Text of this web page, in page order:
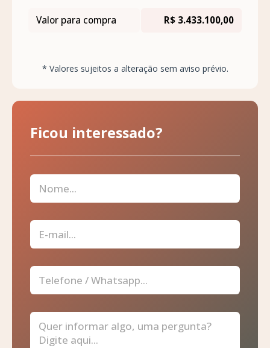
Valor para compra R$ 3.433.100,00
* Valores sujeitos a alteração sem aviso prévio.
Ficou interessado?